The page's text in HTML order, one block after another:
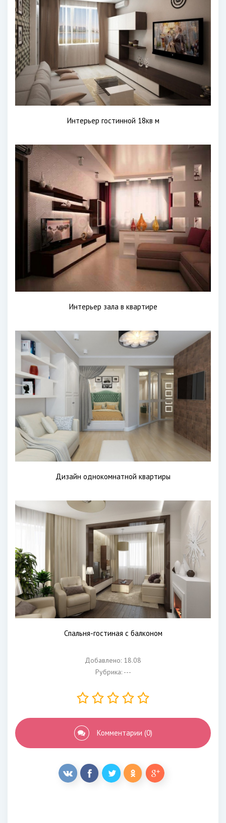
Добавлено: 18.08
Рубрика: ---
Комментарии (0)
Интерьер гостинной 18кв м
Интерьер зала в квартире
Дизайн однокомнатной квартиры
Спальня-гостиная с балконом